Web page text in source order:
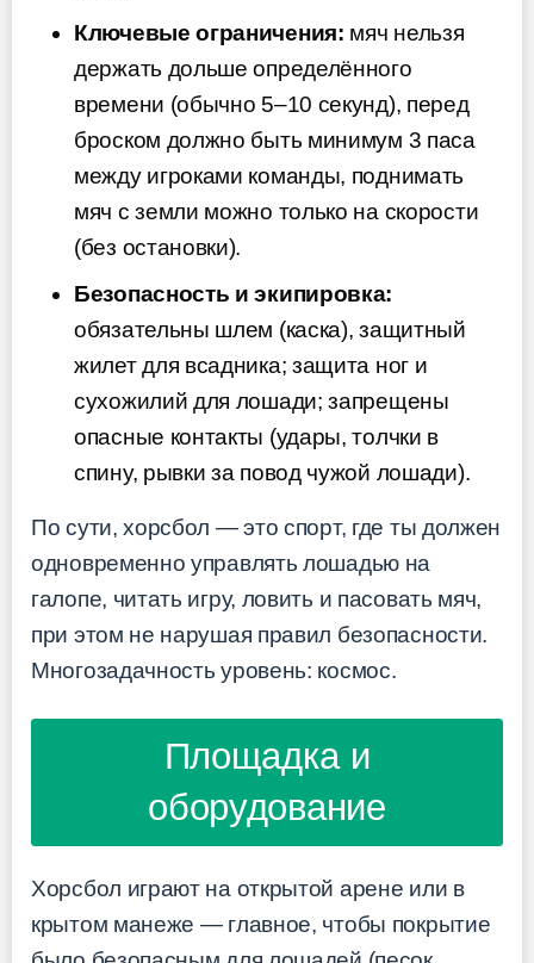
Ключевые ограничения: мяч нельзя
держать дольше определённого
времени (обычно 5–10 секунд), перед
броском должно быть минимум 3 паса
между игроками команды, поднимать
мяч с земли можно только на скорости
(без остановки).
Безопасность и экипировка:
обязательны шлем (каска), защитный
жилет для всадника; защита ног и
сухожилий для лошади; запрещены
опасные контакты (удары, толчки в
спину, рывки за повод чужой лошади).
По сути, хорсбол — это спорт, где ты должен
одновременно управлять лошадью на
галопе, читать игру, ловить и пасовать мяч,
при этом не нарушая правил безопасности.
Многозадачность уровень: космос.
Площадка и
оборудование
Хорсбол играют на открытой арене или в
крытом манеже — главное, чтобы покрытие